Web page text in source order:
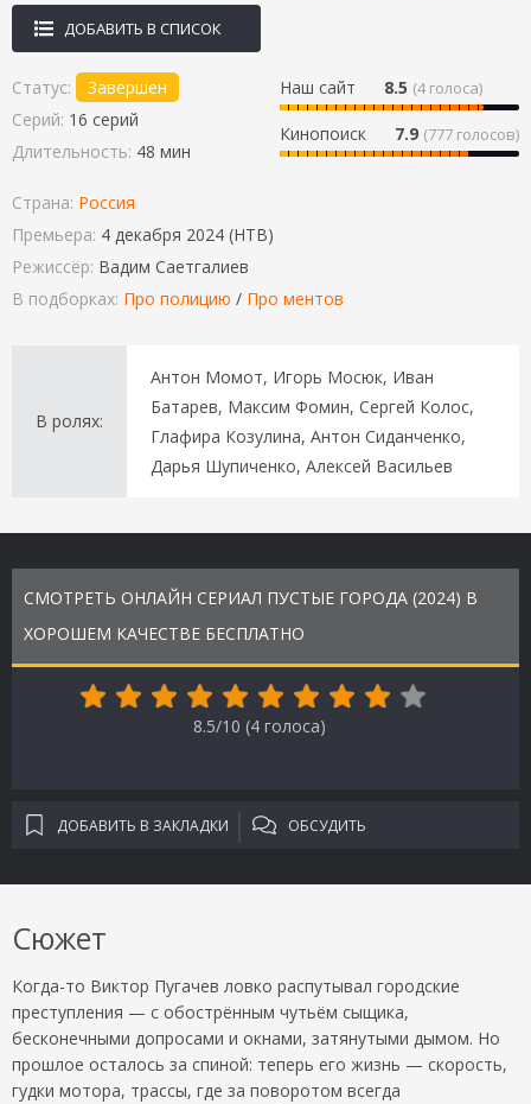
ДОБАВИТЬ В СПИСОК
Наш сайт 8.5 (4голоса)
Кинопоиск 7.9 (777 голосов)
Статус:
Завершен
Серий: 16 серий
Длительность: 48 мин
Страна: Россия
Премьера: 4 декабря 2024 (НТВ)
Режиссёр: Вадим Саетгалиев
В подборках: Про полицию / Про ментов
В ролях:
Антон Момот, Игорь Мосюк, Иван
Батарев, Максим Фомин, Сергей Колос,
Глафира Козулина, Антон Сиданченко,
Дарья Шупиченко, Алексей Васильев
СМОТРЕТЬ ОНЛАЙН СЕРИАЛ ПУСТЫЕ ГОРОДА (2024) В
ХОРОШЕМ КАЧЕСТВЕ БЕСПЛАТНО
8.5/10 (4 голоса)
ДОБАВИТЬ В ЗАКЛАДКИ ОБСУДИТЬ
Сюжет
Когда-то Виктор Пугачев ловко распутывал городские
преступления — с обострённым чутьём сыщика,
бесконечными допросами и окнами, затянутыми дымом. Но
прошлое осталось за спиной: теперь его жизнь — скорость,
гудки мотора, трассы, где за поворотом всегда